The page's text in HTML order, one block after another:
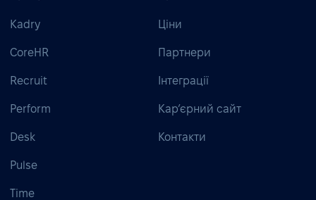
Kadry
CoreHR
Recruit
Perform
Desk
Pulse
Time
Ціни
Партнери
Інтеграції
Кар’єрний сайт
Контакти